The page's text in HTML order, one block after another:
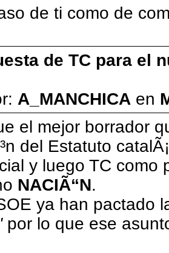
de ti como de
de TC para el
A_MANCHICA en
el mejor borrador
del Estatuto
y luego TC como
NACIÃ“N.
ya han pactado
por lo que ese